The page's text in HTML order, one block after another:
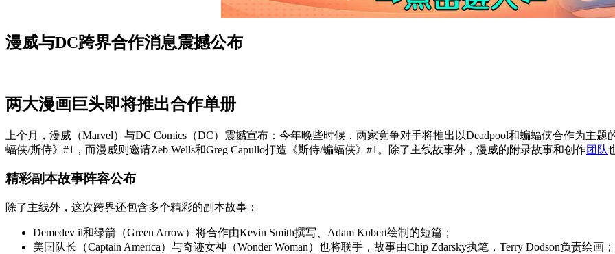
漫威与DC跨界合作消息震撼公布
两大漫画巨头即将推出合作单册
上个月，漫威（Marvel）与DC Comics（DC）震撼宣布：今年晚些时候，两家竞争对手将推出以Deadpool和蝙蝠侠合作为主
蝠侠/斯侍》#1，而漫威则邀请Zeb Wells和Greg Capullo打造《斯侍/蝙蝠侠》#1。除了主线故事外，漫威的附录故事和创作团队
精彩副本故事阵容公布
除了主线外，这次跨界还包含多个精彩的副本故事：
Demedev il和绿箭（Green Arrow）将合作由Kevin Smith撰写、Adam Kubert绘制的短篇；
美国队长（Captain America）与奇迹女神（Wonder Woman）也将联手，故事由Chip Zdarsky执笔，Terry Dodson负责绘画；